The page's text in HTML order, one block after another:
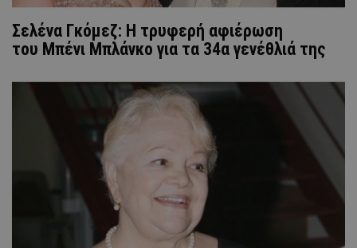
Σελένα Γκόμεζ: Η τρυφερή αφιέρωση
του Μπένι Μπλάνκο για τα 34α γενέθλιά της